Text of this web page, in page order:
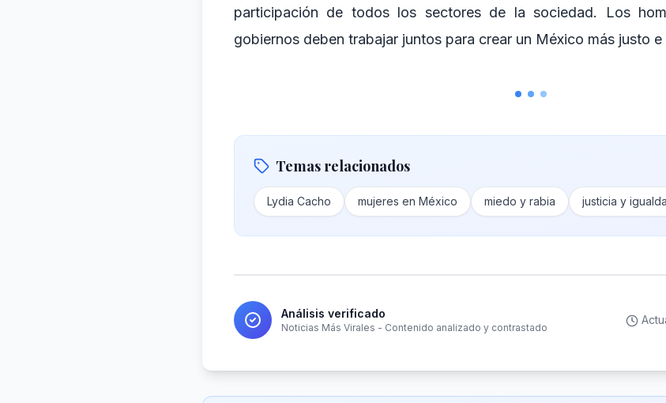
participación de todos los sectores de la sociedad. Los
gobiernos deben trabajar juntos para crear un México más justo e
Temas relacionados
Lydia Cacho mujeres en México miedo y rabia justicia y
Análisis verificado
Noticias Más Virales - Contenido analizado y contrastado